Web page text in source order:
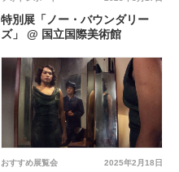
特別展「ノー・バウンダリー
ズ」 @ 国立国際美術館
2025年2月18日
おすすめ展覧会